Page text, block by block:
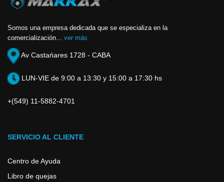
Somos una empresa dedicada que se especializa en la
comercialización... ver más
Av Castańares 1728 - CABA
LUN-VIE de 9:00 a 13:30 y 15:00 a 17:30 hs
+(549) 11-5882-4701
SERVICIO AL CLIENTE
Centro de Ayuda
Libro de quejas